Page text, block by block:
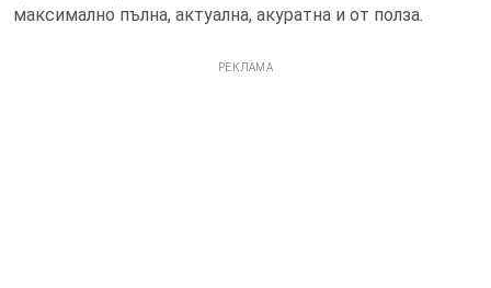
максимално пълна, актуална, акуратна и от полза.
РЕКЛАМА